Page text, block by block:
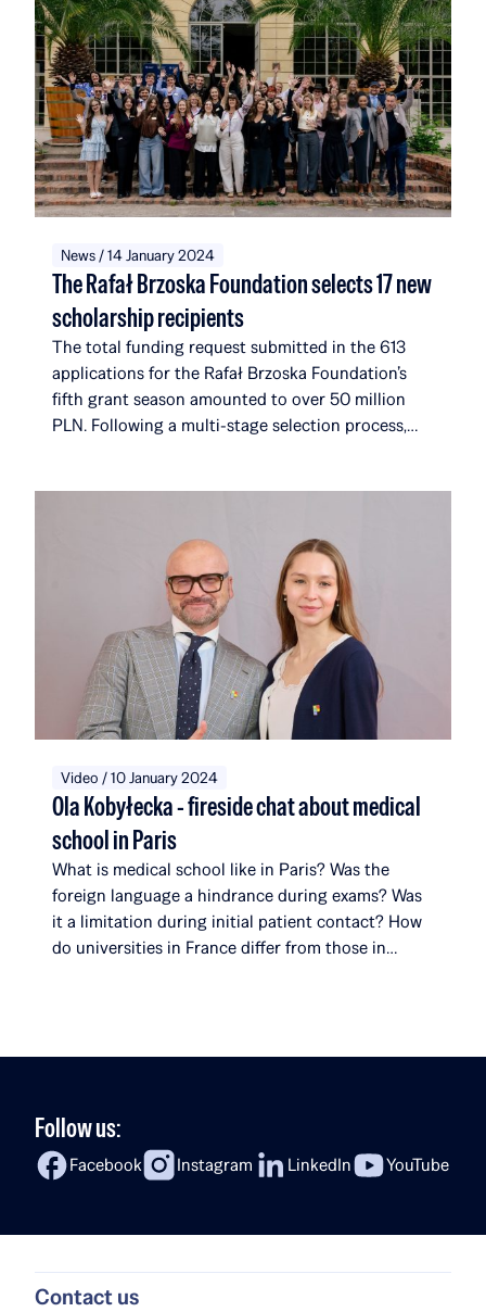
News / 14 January 2024
The Rafał Brzoska Foundation selects 17 new
scholarship recipients
The total funding request submitted in the 613
applications for the Rafał Brzoska Foundation’s
fifth grant season amounted to over 50 million
PLN. Following a multi-stage selection process,
institutions in 14 countries around the world. Over
the course of five editions, the Rafał Brzoska
Foundation has allocated over 22 million PLN to
education and talent development. 100% of the
funds come from the TOP CHARITY initiative,
organized by Omenaa Mensah and Rafał Brzoska,
which engages representatives from the worlds of
business, culture, and the arts from around the
Video / 10 January 2024
Ola Kobyłecka - fireside chat about medical
school in Paris
What is medical school like in Paris? Was the
foreign language a hindrance during exams? Was
it a limitation during initial patient contact? How
do universities in France differ from those in
[…]
Follow us:
Facebook Instagram LinkedIn YouTube
Contact us